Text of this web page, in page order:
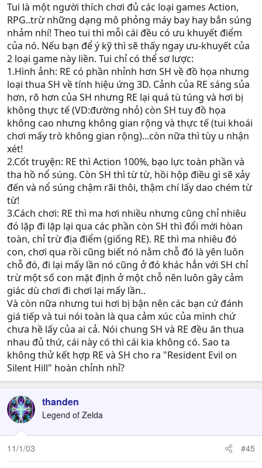
Tui là một người thích chơi đủ các loại games Action,
RPG..trừ những dạng mô phỏng máy bay hay bắn súng
nhảm nhí! Theo tui thì mỗi cái đều có ưu khuyết điểm
của nó. Nếu bạn để ý kỹ thì sẽ thấy ngay ưu-khuyết của
2 loại game này liền. Tui chỉ có thể sơ lược:
1.Hình ảnh: RE có phần nhỉnh hơn SH về đồ họa nhưng
loại thua SH về tính hiệu ứng 3D. Cảnh của RE sáng sủa
hơn, rõ hơn của SH nhưng RE lại quá tù túng và hơi bị
không thực tế (VD:đường nhỏ) còn SH tuy đồ họa
không cao nhưng không gian rộng và thực tế (tui khoái
chơi mấy trò không gian rộng)...còn nữa thì tùy u nhận
xét!
2.Cốt truyện: RE thì Action 100%, bạo lực toàn phần và
tha hồ nổ súng. Còn SH thì từ từ, hồi hộp điều gì sẽ xảy
đến và nổ súng chậm rãi thôi, thậm chí lấy dao chém từ
từ!
3.Cách chơi: RE thì ma hơi nhiều nhưng cũng chỉ nhiêu
đó lặp đi lặp lại qua các phần còn SH thì đổi mới hòan
toàn, chỉ trừ địa điểm (giống RE). RE thì ma nhiêu đó
con, chơi qua rồi cũng biết nó nằm chỗ đó là yên luôn
chỗ đó, đi lại mấy lần nó cũng ở đó khác hẳn với SH chỉ
trừ một số con mặt định ở một chỗ nên luôn gây cảm
giác dù chơi đi chơi lại mấy lần..
Và còn nữa nhưng tui hơi bị bận nên các bạn cứ đánh
giá tiếp và tui nói toàn là qua cảm xúc của mình chứ
chưa hề lấy của ai cả. Nói chung SH và RE đều ăn thua
nhau đủ thứ, cái này có thì cái kia không có. Sao ta
không thử kết hợp RE và SH cho ra "Resident Evil on
Silent Hill" hoàn chỉnh nhỉ?
thanden
Legend of Zelda
11/1/03 #45